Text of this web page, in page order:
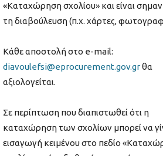
«Καταχώρηση σχολίου» και είναι
τη διαβούλευση (π.χ. χάρτες,
Κάθε αποστολή στο e-mail:
diavoulefsi@eprocurement.gov.grθα
αξιολογείται.
Σε περίπτωση που διαπιστωθεί ότι η
καταχώρηση των σχολίων μπορεί να
εισαγωγή κειμένου στο πεδίο